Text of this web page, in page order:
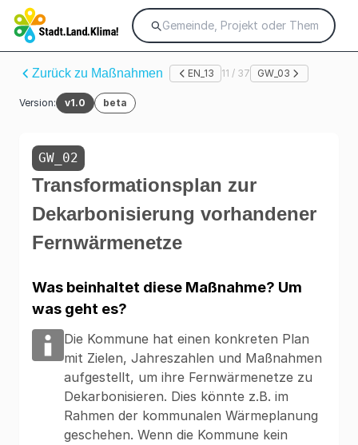
Zurück zu Maßnahmen EN_13 11 / 37 GW_03
Version: v1.0 beta
GW_02
Transformationsplan zur
Dekarbonisierung vorhandener
Fernwärmenetze
Was beinhaltet diese Maßnahme? Um
was geht es?
Die Kommune hat einen konkreten Plan
mit Zielen, Jahreszahlen und Maßnahmen
aufgestellt, um ihre Fernwärmenetze zu
Dekarbonisieren. Dies könnte z.B. im
Rahmen der kommunalen Wärmeplanung
geschehen. Wenn die Kommune kein